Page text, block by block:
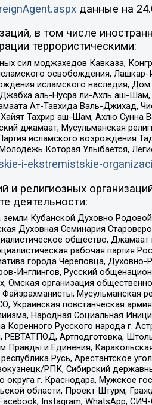
данные на
в том числе
террористическими:
сил моджахедов Кавказа,
освобождения,
исламского наследия,
аль-Нусра ли-Ахль аш-
Ат-Тавхида Валь-Джихад,
Тахрир аш-Шам, Ахлю Сунна
джамаат, Мусульманская
исламского возрождения
Которая Улыбается,
i-ekstremistskie-
и религиозных
деятельности:
Кубанской Духовно
Духовная Семинария
общество,
рабочая партия
города Череповца,
Инглингов, Русский
Омская организация
Мусульманская
повстанческая
Народная Социальная
Русского народа г.
РЕВТАТПОД, Артподготовка,
и Единения,
Русь, Арестантское
РПК, Сибирский
округа г. Краснодара, Мужское
области, Проект Штурм,
Instagram, WhatsApp,